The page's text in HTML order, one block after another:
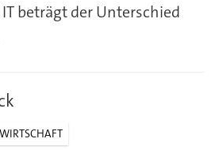
beträgt der Unterschied
WIRTSCHAFT